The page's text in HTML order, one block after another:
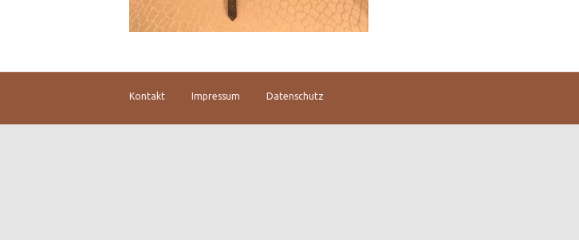
Kontakt Impressum Datenschutz